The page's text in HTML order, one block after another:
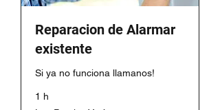
Reparacion de Alarmar
existente
Si ya no funciona llamanos!
1 h
Los